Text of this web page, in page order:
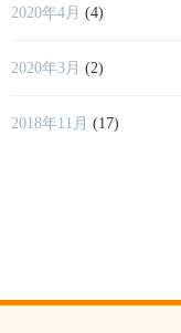
2020年4月 (4)
2020年3月 (2)
2018年11月 (17)